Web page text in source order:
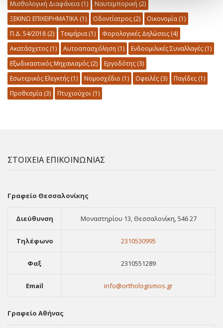
Μισθολογική Διαφάνεια (1) Ναυτεμπορική (2)
ΞΕΚΙΝΩ ΕΠΙΧΕΙΡΗΜΑΤΙΚΑ (1) Οδοντίατρος (2) Οικονομία (1)
Π.Δ. 54/2018 (2) Τεκμήρια (1) Φορολογικές Δηλώσεις (4)
Ακατάσχετος (1) Αυτοαπασχόληση (1) Ενδοομιλικές Συναλλαγές (1)
Εξωδικαστικός Μηχανισμός (2) Εργοδότης (3)
Εσωτερικός Ελεγκτής (1) Νομοσχέδιο (1) Οφειλές (3) Παγίδες (1)
Προθεσμία (3) Πτυχιούχοι (1)
ΣΤΟΙΧΕΙΑ ΕΠΙΚΟΙΝΩΝΙΑΣ
Γραφείο Θεσσαλονίκης
Διεύθυνση Μοναστηρίου 13, Θεσσαλονίκη, 546 27
Τηλέφωνο 2310530995
Φαξ 2310551289
Email info@orthologismos.gr
Γραφείο Αθήνας